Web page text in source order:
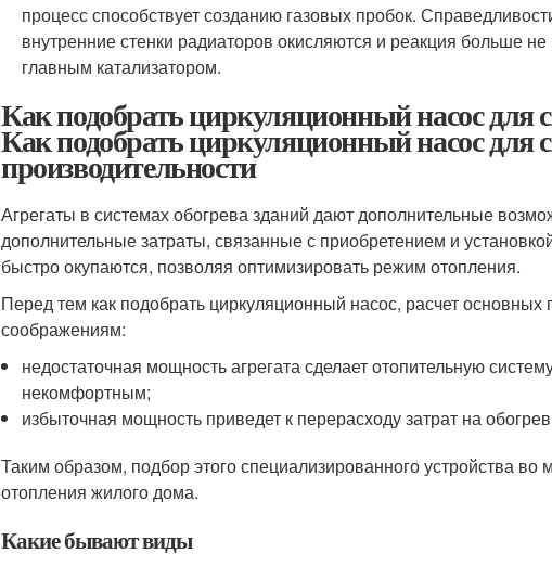
процесс способствует созданию газовых пробок.
внутренние стенки радиаторов окисляются и реакция больше не
главным катализатором.
Как подобрать циркуляционный насос для
Как подобрать циркуляционный насос для
производительности
Агрегаты в системах обогрева зданий дают дополнительные
дополнительные затраты, связанные с приобретением и
быстро окупаются, позволяя оптимизировать режим отопления.
Перед тем как подобрать циркуляционный насос, расчет
соображениям:
недостаточная мощность агрегата сделает отопительную
некомфортным;
избыточная мощность приведет к перерасходу затрат на
Таким образом, подбор этого специализированного устройства
отопления жилого дома.
Какие бывают виды